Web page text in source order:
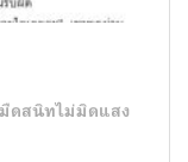
งมืดสนิทไม่มิดแสง